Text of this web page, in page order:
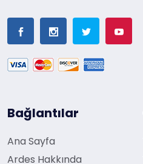
Bağlantılar
Ana Sayfa
Ardes Hakkında